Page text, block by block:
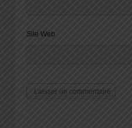
Site Web